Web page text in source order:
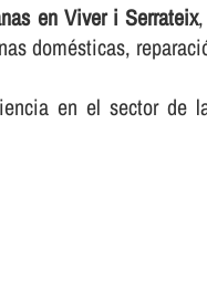
en Viver i Serrateix
domésticas,
en el sector de